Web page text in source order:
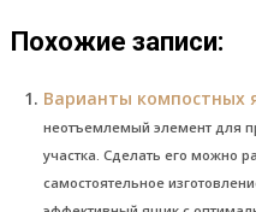
Похожие записи:
Варианты компостных
неотъемлемый элемент для
участка. Сделать его можно
самостоятельное